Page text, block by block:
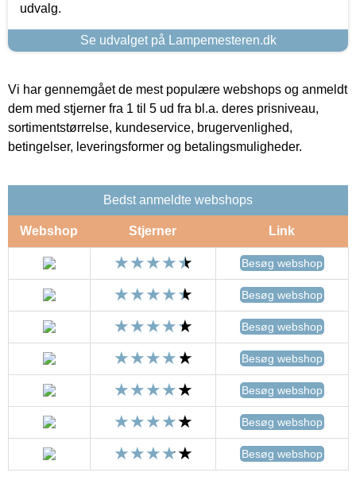
udvalg.
Se udvalget på Lampemesteren.dk
Vi har gennemgået de mest populære webshops og anmeldt
dem med stjerner fra 1 til 5 ud fra bl.a. deres prisniveau,
sortimentstørrelse, kundeservice, brugervenlighed,
betingelser, leveringsformer og betalingsmuligheder.
Bedst anmeldte webshops
Webshop Stjerner Link
Besøg webshop
Besøg webshop
Besøg webshop
Besøg webshop
Besøg webshop
Besøg webshop
Besøg webshop